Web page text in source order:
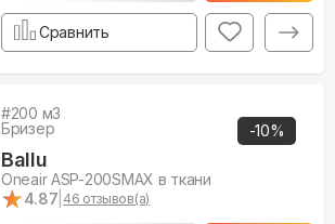
Сравнить
-10%
#200 м3
Бризер
Ballu
Oneair ASP-200SMAX в ткани
★
★4.87 46 отзывов(а)